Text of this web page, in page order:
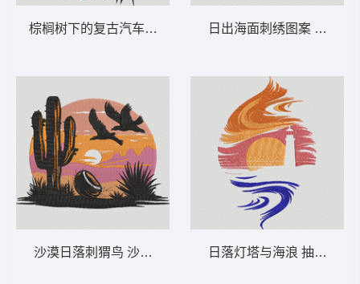
棕榈树下的复古汽车之旅 复古汽车海滩日落
沙漠日落刺猬鸟 沙漠日落仙人掌 – 西部景
日出海面刺绣图案 海面
日落灯塔与海浪 抽象灯塔